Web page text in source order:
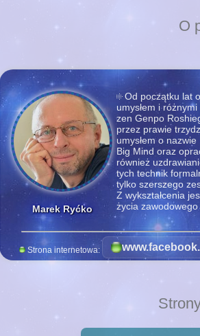
O
Marek Ryćko
Od początku lat
umysłem i
zen Genpo
przez prawie
umysłem o
Big Mind oraz
również
tych technik
tylko szerszego
Z wykształcenia
życia
Strona internetowa: